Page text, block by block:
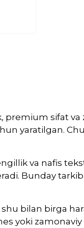
premium sifat va
yaratilgan.
va nafis
Bunday
bilan birga
yoki